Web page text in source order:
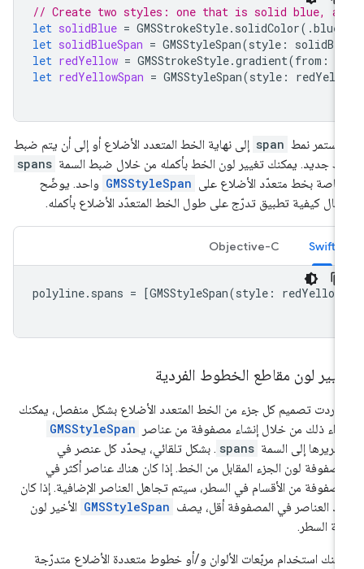
// Create two styles: one that is solid blue,
let solidBlue = GMSStrokeStyle.solidColor(.blue
let solidBlueSpan = GMSStyleSpan(style:
let redYellow = GMSStrokeStyle.gradient(from
let redYellowSpan = GMSStyleSpan(style:
نمط span إلى نهاية الخط المتعدد الأضلاع أو إلى أن يتم ضبط
جديد. يمكنك تغيير لون الخط بأكمله من خلال ضبط السمة spans
بخط متعدّد الأضلاع على GMSStyleSpan واحد. يوضّح
كيفية تطبيق تدرّج على طول الخط المتعدّد الأضلاع بأكمله.
Swift
Objective-C
polyline.spans = [GMSStyleSpan(style: redYellow
لون مقاطع الخطوط الفردية
أردت تصميم كل جزء من الخط المتعدد الأضلاع بشكل منفصل، يمكنك
ذلك من خلال إنشاء مصفوفة من عناصر GMSStyleSpan
إلى السمة spans . بشكل تلقائي، يحدّد كل عنصر في
لون الجزء المقابل من الخط. إذا كان هناك عناصر أكثر في
من الأقسام في السطر، سيتم تجاهل العناصر الإضافية. إذا كان
العناصر في المصفوفة أقل، يصف GMSStyleSpan الأخير لون
السطر.
استخدام مربّعات الألوان و/أو خطوط متعددة الأضلاع متدرّجة